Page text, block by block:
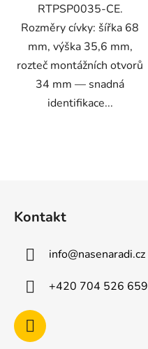
RTPSP0035-CE.
Rozměry cívky: šířka 68
mm, výška 35,6 mm,
rozteč montážních otvorů
34 mm — snadná
identifikace...
Kontakt
info@nasenaradi.cz
+420 704 526 659